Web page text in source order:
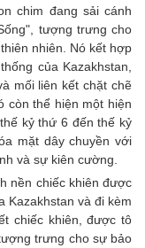
chim đang sải cánh
tượng trưng cho
nhiên. Nó kết hợp
của Kazakhstan,
mối liên kết chặt chẽ
còn thể hiện một hiện
kỷ thứ 6 đến thế kỷ
mặt dây chuyền với
và sự kiên cường.
nền chiếc khiên được
Kazakhstan và đi kèm
chiếc khiên, được tô
trưng cho sự bảo